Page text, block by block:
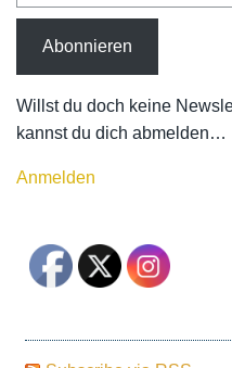
Abonnieren
Willst du doch keine
kannst du dich abmelden…
Anmelden